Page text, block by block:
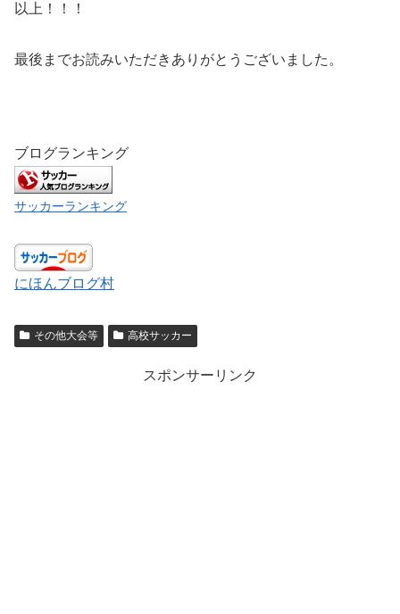
以上！！！
最後までお読みいただきありがとうございました。
ブログランキング
サッカーランキング
にほんブログ村
その他大会等 高校サッカー
スポンサーリンク